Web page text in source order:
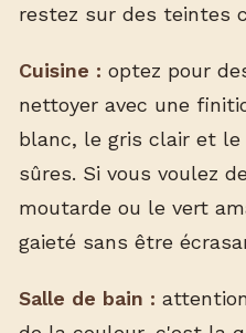
restez sur des teintes
Cuisine : optez pour
nettoyer avec une
blanc, le gris clair et le
sûres. Si vous voulez
moutarde ou le vert
gaieté sans être
Salle de bain :